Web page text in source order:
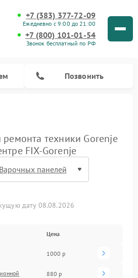
+7 (383) 377-72-09
Ежедневно с 9:00 до 21:00
+7 (800) 101-01-54
Звонок бесплатный по РФ
Позвонить
ремонта техники Gorenje
FIX-Gorenje
дату 08.08.2026
Цена
1000 р
880 р